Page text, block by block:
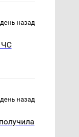
день назад
ЧС
день назад